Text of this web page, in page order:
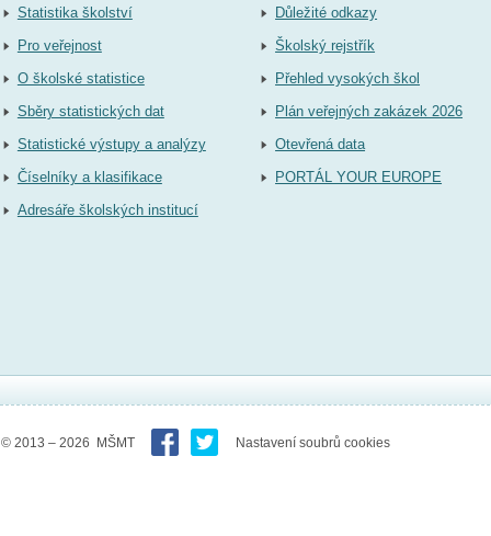
Statistika školství
Pro veřejnost
O školské statistice
Sběry statistických dat
Statistické výstupy a analýzy
Číselníky a klasifikace
Adresáře školských institucí
Důležité odkazy
Školský rejstřík
Přehled vysokých škol
Plán veřejných zakázek 2026
Otevřená data
PORTÁL YOUR EUROPE
© 2013 – 2026 MŠMT Nastavení soubrů cookies